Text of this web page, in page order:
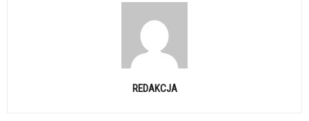
REDAKCJA